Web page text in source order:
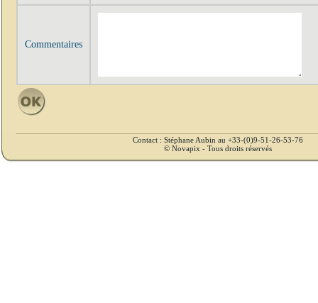
Commentaires
Contact : Stéphane Aubin au +33-(0)9-51-26-53-76
© Novapix - Tous droits réservés